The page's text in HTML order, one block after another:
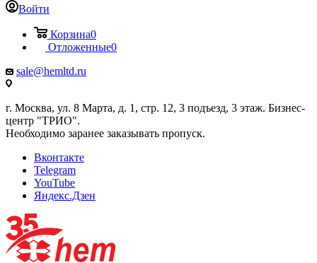
Войти
Корзина0
Отложенные0
sale@hemltd.ru
г. Москва, ул. 8 Марта, д. 1, стр. 12, 3 подъезд, 3 этаж. Бизнес-
центр "ТРИО".
Необходимо заранее заказывать пропуск.
Вконтакте
Telegram
YouTube
Яндекс.Дзен